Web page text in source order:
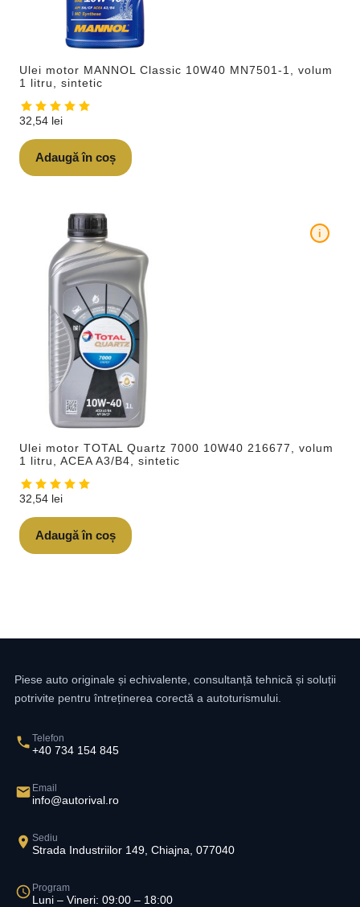
Ulei motor MANNOL Classic 10W40 MN7501-1, volum
1 litru, sintetic
32,54 lei
Adaugă în coș
Ulei motor TOTAL Quartz 7000 10W40 216677, volum
1 litru, ACEA A3/B4, sintetic
i
32,54 lei
Adaugă în coș
Piese auto originale și echivalente, consultanță tehnică și soluții
potrivite pentru întreținerea corectă a autoturismului.
Telefon
+40 734 154 845
Email
info@autorival.ro
Sediu
Strada Industriilor 149, Chiajna, 077040
Program
Luni – Vineri: 09:00 – 18:00